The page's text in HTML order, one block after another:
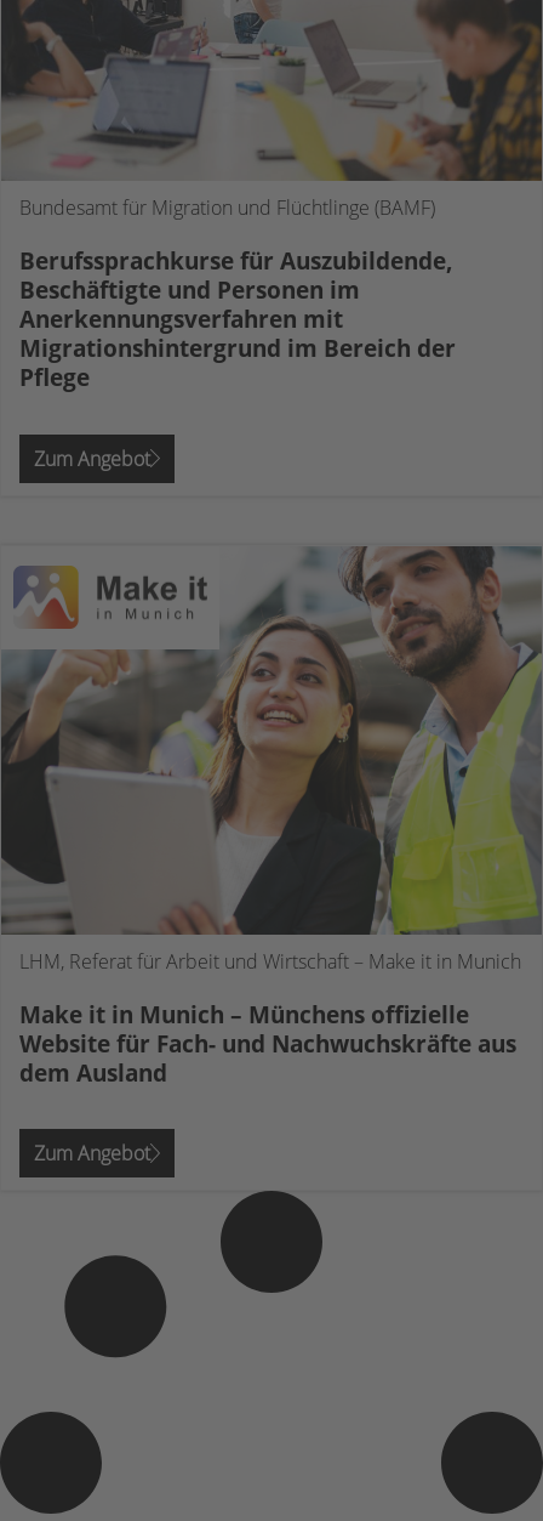
Bundesamt für Migration und Flüchtlinge (BAMF)
Berufssprachkurse für Auszubildende,
Beschäftigte und Personen im
Anerkennungsverfahren mit
Migrationshintergrund im Bereich der
Pflege
Zum Angebot
LHM, Referat für Arbeit und Wirtschaft – Make it in Munich
Make it in Munich – Münchens offizielle
Website für Fach- und Nachwuchskräfte aus
dem Ausland
Zum Angebot